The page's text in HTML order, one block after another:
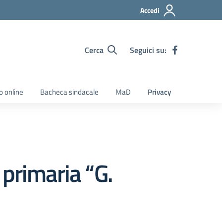
Accedi
Cerca Seguici su:
online Bacheca sindacale MaD Privacy
“G.